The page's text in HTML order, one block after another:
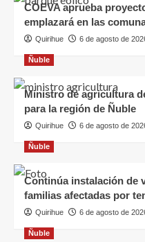
COEVA aprueba
emplazará en las
Quirihue 6 de agosto de
Ñuble
Ministro de agricultura
para la región de Ñuble
Quirihue 6 de agosto de
Ñuble
Continúa instalación de
familias afectadas por
Quirihue 6 de agosto de
Ñuble